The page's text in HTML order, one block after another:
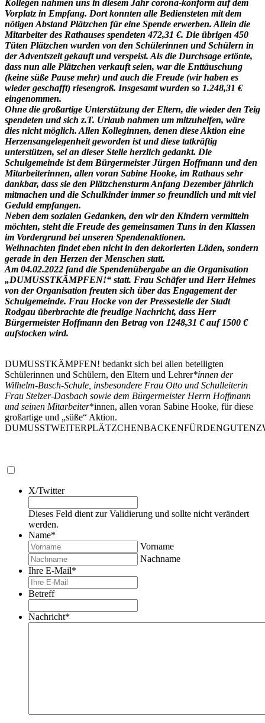
Kollegen nahmen uns in diesem Jahr corona-konform auf dem
Vorplatz in Empfang. Dort konnten alle Bediensteten mit dem
nötigen Abstand Plätzchen für eine Spende erwerben. Allein die
Mitarbeiter des Rathauses spendeten 472,31 €. Die übrigen 450
Tüten Plätzchen wurden von den Schülerinnen und Schülern in
der Adventszeit gekauft und verspeist. Als die Durchsage ertönte,
dass nun alle Plätzchen verkauft seien, war die Enttäuschung
(keine süße Pause mehr) und auch die Freude (wir haben es
wieder geschafft) riesengroß. Insgesamt wurden so 1.248,31 €
eingenommen.
Ohne die großartige Unterstützung der Eltern, die wieder den Teig
spendeten und sich z.T. Urlaub nahmen um mitzuhelfen, wäre
dies nicht möglich. Allen Kolleginnen, denen diese Aktion eine
Herzensangelegenheit geworden ist und diese tatkräftig
unterstützen, sei an dieser Stelle herzlich gedankt. Die
Schulgemeinde ist dem Bürgermeister Jürgen Hoffmann und den
Mitarbeiterinnen, allen voran Sabine Hooke, im Rathaus sehr
dankbar, dass sie den Plätzchensturm Anfang Dezember jährlich
mitmachen und die Schulkinder immer so freundlich und mit viel
Geduld empfangen.
Neben dem sozialen Gedanken, den wir den Kindern vermitteln
möchten, steht die Freude des gemeinsamen Tuns in den Klassen
im Vordergrund bei unseren Spendenaktionen.
Weihnachten findet eben nicht in den dekorierten Läden, sondern
gerade in den Herzen der Menschen statt.
Am 04.02.2022 fand die Spendenübergabe an die Organisation
„DUMUSSTKÄMPFEN!“ statt. Frau Schäfer und Herr Heimes
von der Organisation freuten sich über das Engagement der
Schulgemeinde. Frau Hocke von der Pressestelle der Stadt
Rodgau überbrachte die freudige Nachricht, dass Herr
Bürgermeister Hoffmann den Betrag von 1248,31 € auf 1500 €
aufstocken wird.
DUMUSSTKÄMPFEN! bedankt sich bei allen beteiligten
Schülerinnen und Schülern, den Eltern und Lehrer*innen der
Wilhelm-Busch-Schule, insbesondere Frau Otto und Schulleiterin
Frau Stelzer-Dasbach sowie dem Bürgermeister Herrn Hoffmann
und seinen Mitarbeiter*innen, allen voran Sabine Hooke, für diese
großartige und „süße“ Aktion.
X/Twitter
Dieses Feld dient zur Validierung und sollte nicht verändert
werden.
Name*
Vorname
Nachname
Ihre E-Mail*
Betreff
Nachricht*